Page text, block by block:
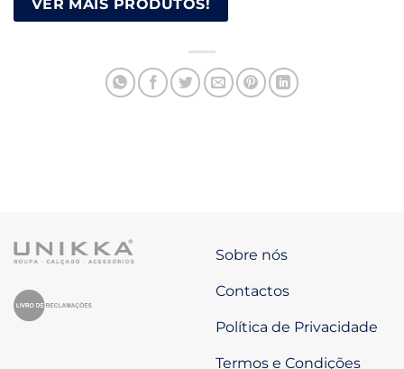
VER MAIS PRODUTOS!
Sobre nós
Contactos
Política de Privacidade
Termos e Condições